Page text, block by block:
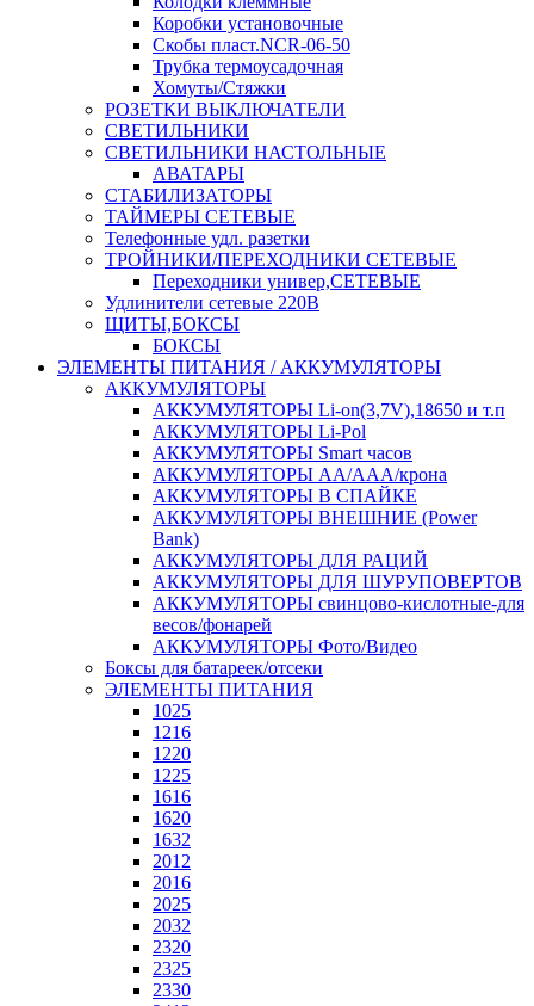
Коробки установочные
Скобы пласт.NCR-06-50
Трубка термоусадочная
Хомуты/Стяжки
РОЗЕТКИ ВЫКЛЮЧАТЕЛИ
СВЕТИЛЬНИКИ
СВЕТИЛЬНИКИ НАСТОЛЬНЫЕ
АВАТАРЫ
СТАБИЛИЗАТОРЫ
ТАЙМЕРЫ СЕТЕВЫЕ
Телефонные удл. разетки
ТРОЙНИКИ/ПЕРЕХОДНИКИ СЕТЕВЫЕ
Переходники универ,СЕТЕВЫЕ
Удлинители сетевые 220В
ЩИТЫ,БОКСЫ
БОКСЫ
ЭЛЕМЕНТЫ ПИТАНИЯ / АККУМУЛЯТОРЫ
АККУМУЛЯТОРЫ
АККУМУЛЯТОРЫ Li-on(3,7V),18650 и т.п
АККУМУЛЯТОРЫ Li-Pol
АККУМУЛЯТОРЫ Smart часов
АККУМУЛЯТОРЫ АА/ААА/крона
АККУМУЛЯТОРЫ В СПАЙКЕ
АККУМУЛЯТОРЫ ВНЕШНИЕ (Power
Bank)
АККУМУЛЯТОРЫ ДЛЯ РАЦИЙ
АККУМУЛЯТОРЫ ДЛЯ ШУРУПОВЕРТОВ
АККУМУЛЯТОРЫ свинцово-кислотные-для
весов/фонарей
АККУМУЛЯТОРЫ Фото/Видео
Боксы для батареек/отсеки
ЭЛЕМЕНТЫ ПИТАНИЯ
1025
1216
1220
1225
1616
1620
1632
2012
2016
2025
2032
2320
2325
2330